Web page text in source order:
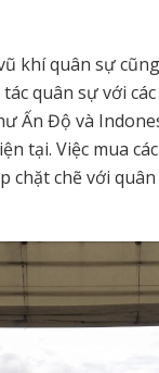
khí quân sự
quân sự với
Ấn Độ và
tại. Việc mua
chẽ với